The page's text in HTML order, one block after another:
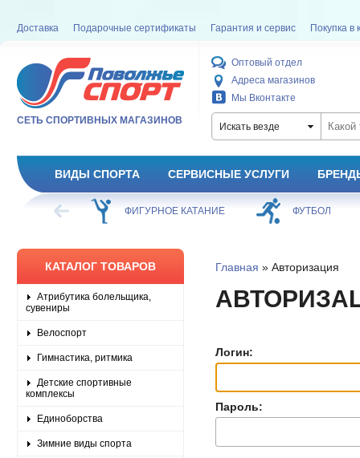
Доставка Подарочные сертификаты Гарантия и сервис Покупка в
СЕТЬ СПОРТИВНЫХ МАГАЗИНОВ
Оптовый отдел
Адреса магазинов
Мы Вконтакте
Искать везде
ВИДЫ СПОРТА СЕРВИСНЫЕ УСЛУГИ
ХОККЕЙ ФИГУРНОЕ КАТАНИЕ ФУТБОЛ
КАТАЛОГ ТОВАРОВ
Атрибутика болельщика,
сувениры
Велоспорт
Гимнастика, ритмика
Детские спортивные
комплексы
Единоборства
Зимние виды спорта
Главная » Авторизация
Логин:
Пароль: